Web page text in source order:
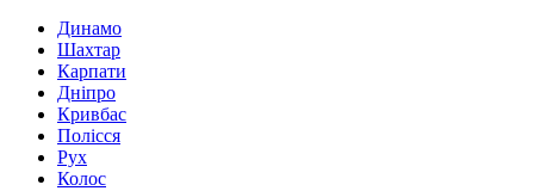
Динамо
Шахтар
Карпати
Дніпро
Кривбас
Полісся
Рух
Колос